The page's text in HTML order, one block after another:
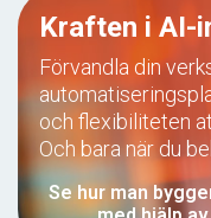
Kraften i AI-
Förvandla din
och flexibiliteten
Och bara när du
Se hur man